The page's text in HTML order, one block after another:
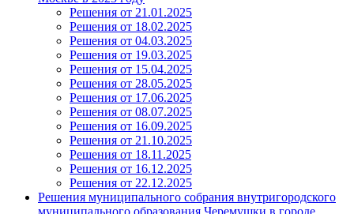
Решения от 21.01.2025
Решения от 18.02.2025
Решения от 04.03.2025
Решения от 19.03.2025
Решения от 15.04.2025
Решения от 28.05.2025
Решения от 17.06.2025
Решения от 08.07.2025
Решения от 16.09.2025
Решения от 21.10.2025
Решения от 18.11.2025
Решения от 16.12.2025
Решения от 22.12.2025
Решения муниципального собрания внутригородского
муниципального образования Черемушки в городе